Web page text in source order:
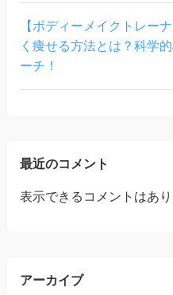
【ボディーメイクトレー
く痩せる方法とは？科学
ーチ！
最近のコメント
表示できるコメントはあり
アーカイブ